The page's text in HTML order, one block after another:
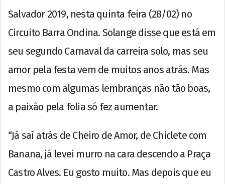
Salvador 2019, nesta quinta feira (28/02) no
Circuito Barra Ondina. Solange disse que está em
seu segundo Carnaval da carreira solo, mas seu
amor pela festa vem de muitos anos atrás. Mas
mesmo com algumas lembranças não tão boas,
a paixão pela folia só fez aumentar.
“Já saí atrás de Cheiro de Amor, de Chiclete com
Banana, já levei murro na cara descendo a Praça
Castro Alves. Eu gosto muito. Mas depois que eu